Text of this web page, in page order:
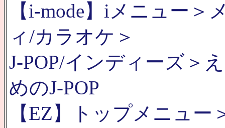
【i-mode】iメニュー
ィ/カラオケ＞
J-POP/インディーズ＞
めのJ-POP
【EZ】トップメニュ